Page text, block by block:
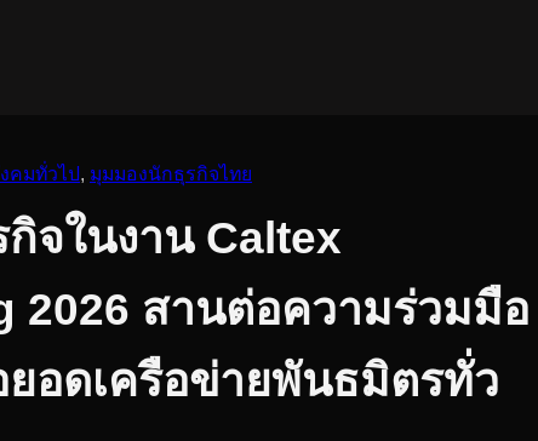
คมทั่วไป, มุมมองนักธุรกิจไทย
จในงาน Caltex
2026 สานต่อความร่วมมือ
อดเครือข่ายพันธมิตรทั่ว